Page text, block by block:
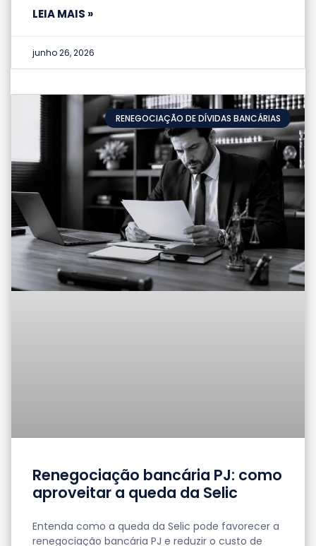
LEIA MAIS »
junho 26, 2026
RENEGOCIAÇÃO DE DÍVIDAS BANCÁRIAS
Renegociação bancária PJ: como
aproveitar a queda da Selic
Entenda como a queda da Selic pode favorecer a
renegociação bancária PJ e reduzir o custo de